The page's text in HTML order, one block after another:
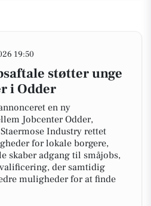
19:50
støtter unge
i Odder
en ny
Jobcenter Odder,
Industry rettet
for lokale borgere,
skaber adgang til småjobs,
der samtidig
muligheder for at finde